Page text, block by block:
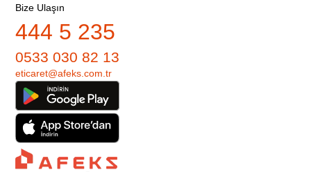
Bize Ulaşın
444 5 235
0533 030 82 13
eticaret@afeks.com.tr